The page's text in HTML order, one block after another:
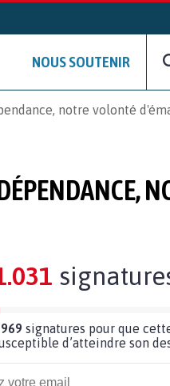
NOUS SOUTENIR
notre volonté
signatures pour que
d’atteindre son